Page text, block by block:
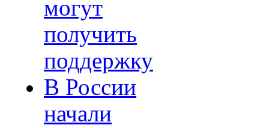
могут
получить
поддержку
В России
начали